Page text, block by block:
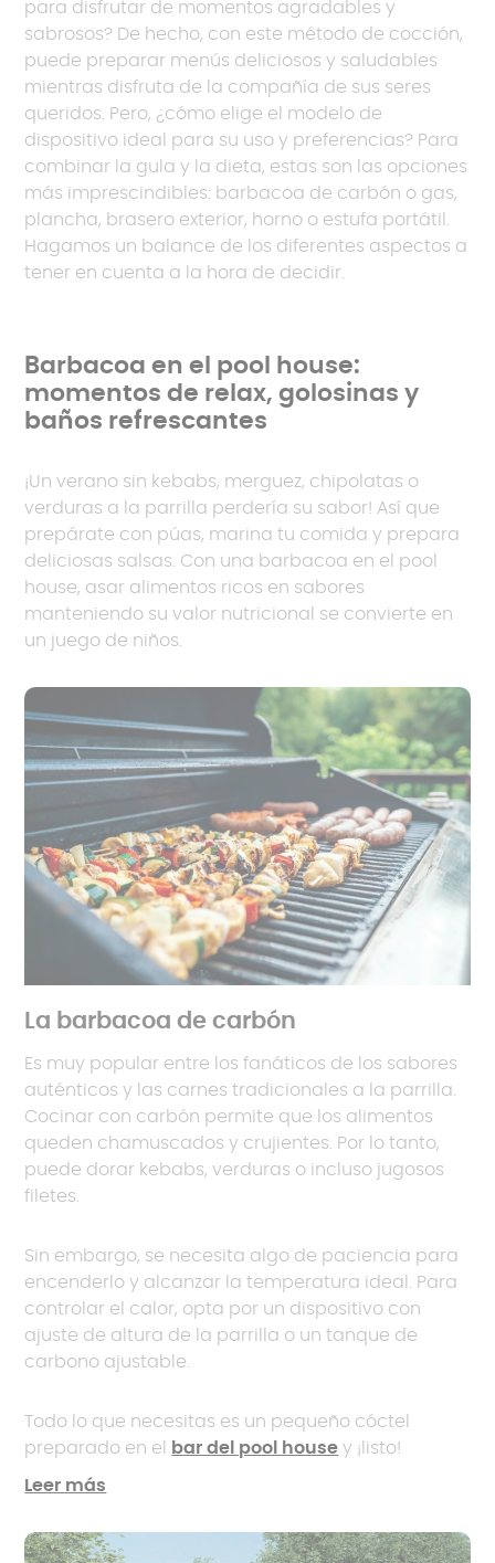
para disfrutar de momentos agradables y
sabrosos? De hecho, con este método de cocción,
puede preparar menús deliciosos y saludables
mientras disfruta de la compañía de sus seres
queridos. Pero, ¿cómo elige el modelo de
dispositivo ideal para su uso y preferencias? Para
combinar la gula y la dieta, estas son las opciones
más imprescindibles: barbacoa de carbón o gas,
plancha, brasero exterior, horno o estufa portátil.
Hagamos un balance de los diferentes aspectos a
tener en cuenta a la hora de decidir.
Barbacoa en el pool house:
momentos de relax, golosinas y
baños refrescantes
¡Un verano sin kebabs, merguez, chipolatas o
verduras a la parrilla perdería su sabor! Así que
prepárate con púas, marina tu comida y prepara
deliciosas salsas. Con una barbacoa en el pool
house, asar alimentos ricos en sabores
manteniendo su valor nutricional se convierte en
un juego de niños.
La barbacoa de carbón
Es muy popular entre los fanáticos de los sabores
auténticos y las carnes tradicionales a la parrilla.
Cocinar con carbón permite que los alimentos
queden chamuscados y crujientes. Por lo tanto,
puede dorar kebabs, verduras o incluso jugosos
filetes.
Sin embargo, se necesita algo de paciencia para
encenderlo y alcanzar la temperatura ideal. Para
controlar el calor, opta por un dispositivo con
ajuste de altura de la parrilla o un tanque de
carbono ajustable.
Todo lo que necesitas es un pequeño cóctel
preparado en el
bar del pool house y ¡listo!
Leer más